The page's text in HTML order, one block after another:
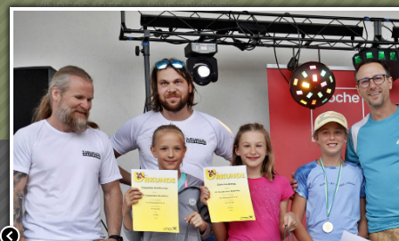
KINDERGARTEN & KINDERKRIPPE
VOLKSSCHULE
FEUERWEHR
DUATHLON 2026
POOLKALENDER
Wir verwenden Cookies, um unsere Webseite für Sie
benutzerfreundlich zu gestalten. Wenn Sie fortfahren,
an, dass Sie mit der Verwendung von Cookies auf
einverstanden sind.
Weitere Informationen:Datenschutzerklärung/Cookie-